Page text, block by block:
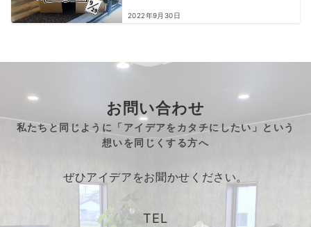
2022年9月30日
お問い合わせ
私たちと同じように「アイデアをカタチにしたい」という
想いを同じくする方へ
ぜひアイデアをお聞かせください。
TEL